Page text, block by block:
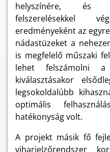
helyszínére, és
felszerelésekkel
eredményeként az
nádastüzeket a
is megfelelő műszaki
lehet felszámolni
kiválasztásakor
legsokoldalúbb
optimális
hatékonyság volt.
A projekt másik fő
viharjelzőrendszer